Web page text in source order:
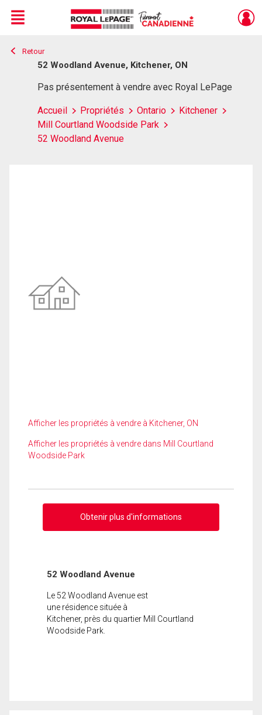
Live
En Direct
Menu
Retour
52 Woodland Avenue, Kitchener, ON
Pas présentement à vendre avec Royal LePage
Accueil Propriétés Ontario
Kitchener
Mill Courtland Woodside Park
52 Woodland Avenue
Afficher les propriétés à vendre à Kitchener, ON
Afficher les propriétés à vendre dans Mill Courtland
Woodside Park
Obtenir plus d'informations
52 Woodland Avenue
Le 52 Woodland Avenue est
une résidence située à
Kitchener, près du quartier Mill Courtland
Woodside Park.